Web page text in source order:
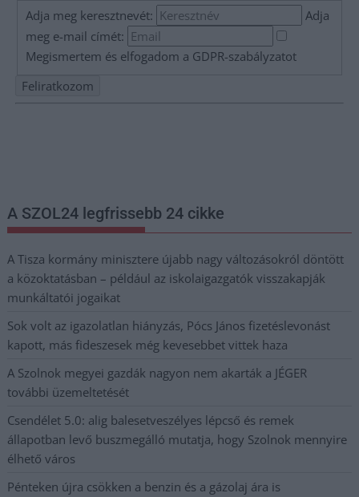
Adja meg keresztnevét:
Adja
meg e-mail címét:
Megismertem és elfogadom a GDPR-szabályzatot
A SZOL24 legfrissebb 24 cikke
A Tisza kormány minisztere újabb nagy változásokról döntött
a közoktatásban – például az iskolaigazgatók visszakapják
munkáltatói jogaikat
Sok volt az igazolatlan hiányzás, Pócs János fizetéslevonást
kapott, más fideszesek még kevesebbet vittek haza
A Szolnok megyei gazdák nagyon nem akarták a JÉGER
további üzemeltetését
Csendélet 5.0: alig balesetveszélyes lépcső és remek
állapotban levő buszmegálló mutatja, hogy Szolnok mennyire
élhető város
Pénteken újra csökken a benzin és a gázolaj ára is